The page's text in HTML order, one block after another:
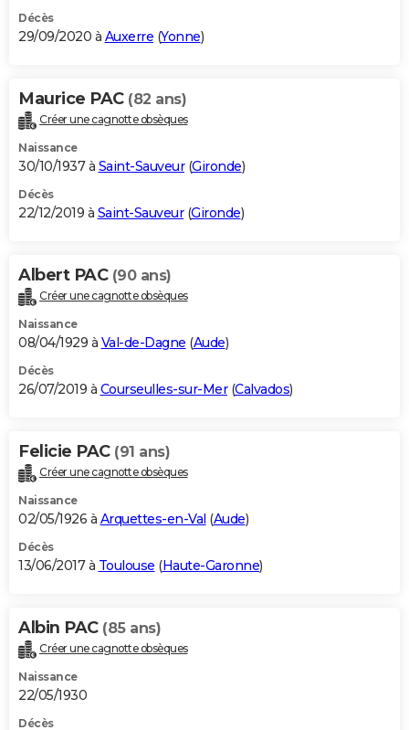
Décès
29/09/2020 à Auxerre (Yonne)
Maurice PAC (82 ans)
Créer une cagnotte obsèques
Naissance
30/10/1937 à Saint-Sauveur(Gironde)
Décès
22/12/2019 à Saint-Sauveur(Gironde)
Albert PAC (90 ans)
Créer une cagnotte obsèques
Naissance
08/04/1929 à Val-de-Dagne (Aude)
Décès
26/07/2019 à Courseulles-sur-Mer(Calvados)
Felicie PAC (91 ans)
Créer une cagnotte obsèques
Naissance
02/05/1926 à Arquettes-en-Val (Aude)
Décès
13/06/2017 à Toulouse (Haute-Garonne)
Albin PAC (85 ans)
Créer une cagnotte obsèques
Naissance
22/05/1930
Décès